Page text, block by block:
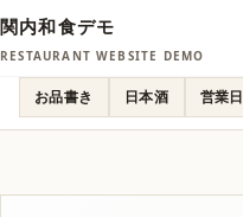
関内和食デモ
RESTAURANT WEBSITE DEMO
お品書き 日本酒 営業日